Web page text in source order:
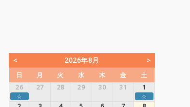
2026年8月
日 月 火 水 木 金
土
26
27 28 29 30 31 1
☆ ☆